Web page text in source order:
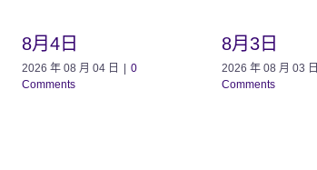
8月4日
2026 年 08 月 04 日
0
Comments
8月3日
2026 年 08 月 03 日
Comments